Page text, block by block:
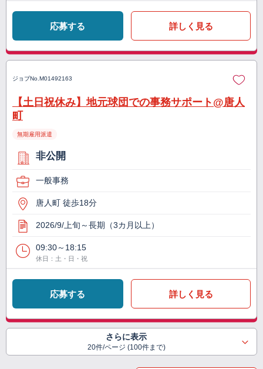
応募する 詳しく見る
ジョブNo. M01492163
【土日祝休み】地元球団での事務サポート@唐人
町
無期雇用派遣
非公開
一般事務
唐人町 徒歩18分
2026/9/上旬～長期（3カ月以上）
09:30～18:15
休日：土・日・祝
応募する 詳しく見る
さらに表示
20件/ページ (100件まで)